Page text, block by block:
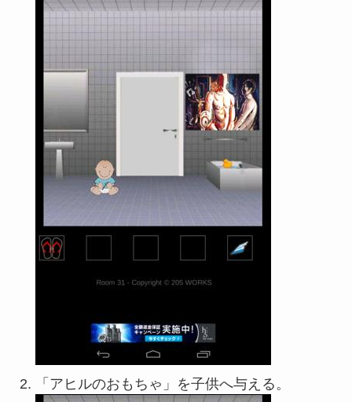
「アヒルのおもちゃ」を子供へ与える。